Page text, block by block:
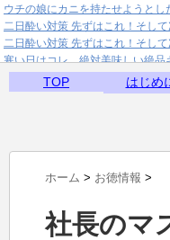
ウチの娘にカニを持たせようとし
二日酔い対策 先ずはこれ！そして
二日酔い対策 先ずはこれ！そして
寒い日はコレ。絶対美味しい絶品
by livedoor 相互
TOP はじめ
ホーム > お徳情報 >
社長のマ